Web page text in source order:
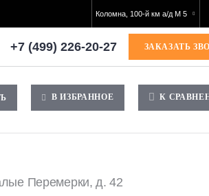
Коломна, 100-й км а/д М 5
+7 (499) 226-20-27 ЗАКАЗАТЬ
В ИЗБРАННОЕ К
Перемерки, д. 42